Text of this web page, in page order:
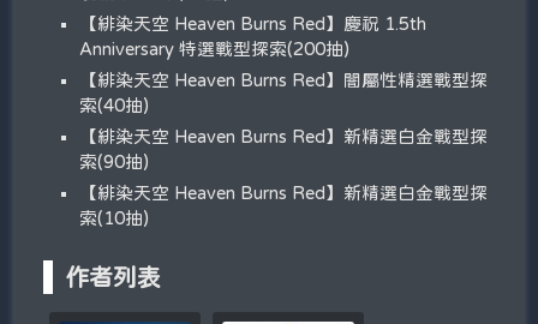
【緋染天空 Heaven Burns Red】慶祝 1.5th
Anniversary 特選戰型探索(200抽)
【緋染天空 Heaven Burns Red】闇屬性精選戰型探
索(40抽)
【緋染天空 Heaven Burns Red】新精選白金戰型探
索(90抽)
【緋染天空 Heaven Burns Red】新精選白金戰型探
索(10抽)
作者列表